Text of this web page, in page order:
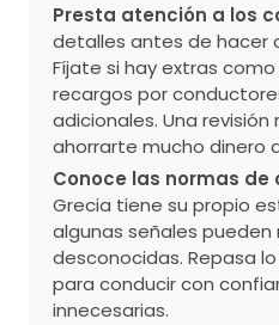
Presta atención a los
detalles antes de hacer
Fíjate si hay extras
recargos por
adicionales. Una
ahorrarte mucho dinero
Conoce las normas
Grecia tiene su propio
algunas señales
desconocidas. Repasa
para conducir con
innecesarias.